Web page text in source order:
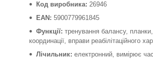
Код виробника: 26946
EAN: 5900779961845
Функції: тренування балансу, планки,
координації, вправи реабілітаційного
Лічильник: електронний, вимірює